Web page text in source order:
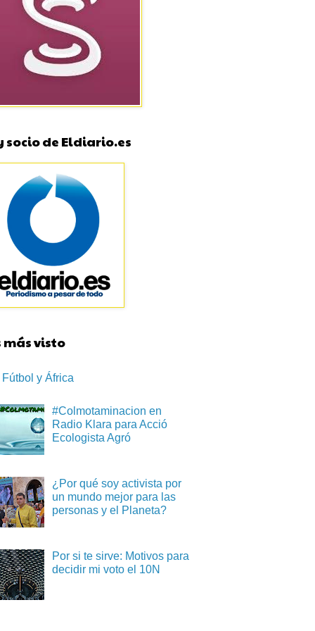
socio de Eldiario.es
más visto
Fútbol y África
#Colmotaminacion en
Radio Klara para Acció
Ecologista Agró
¿Por qué soy activista por
un mundo mejor para las
personas y el Planeta?
Por si te sirve: Motivos para
decidir mi voto el 10N